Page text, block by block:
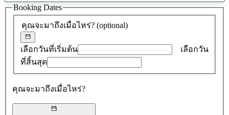
ข้อ
เสนอ
0
คุณจะมาถึงเมื่อไหร่? (optional)
เลือกวันที่เริ่มต้น
เลือกวัน
ที่สิ้นสุด
คุณจะมาถึงเมื่อไหร่?
Booking Dates